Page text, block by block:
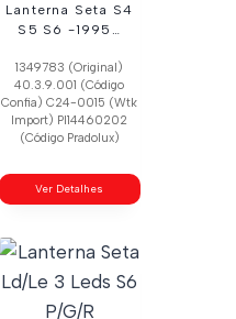
Lanterna Seta S4
S5 S6 -1995…
1349783 (Original)
40.3.9.001 (Código
Confia) C24-0015 (Wtk
Import) Pl14460202
(Código Pradolux)
Ver Detalhes